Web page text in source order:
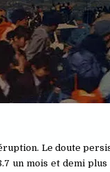
Le doute
un mois et demi